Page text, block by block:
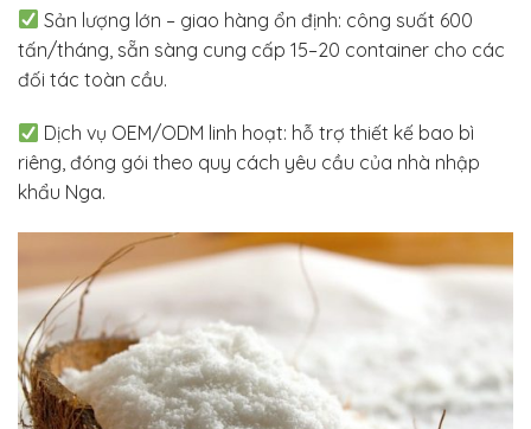
Sản lượng lớn – giao hàng ổn định: công suất 600
tấn/tháng, sẵn sàng cung cấp 15–20 container cho các
đối tác toàn cầu.
Dịch vụ OEM/ODM linh hoạt: hỗ trợ thiết kế bao bì
riêng, đóng gói theo quy cách yêu cầu của nhà nhập
khẩu Nga.